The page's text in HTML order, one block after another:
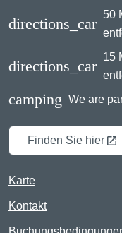
directions_car
50
directions_car
15
camping We are
Finden Sie hier
Karte
Kontakt